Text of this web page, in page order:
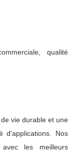
qualité
vie durable et une
d'applications. Nos
les meilleurs